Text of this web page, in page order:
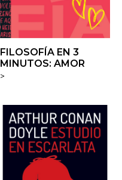
FILOSOFÍA EN 3
MINUTOS: AMOR
>